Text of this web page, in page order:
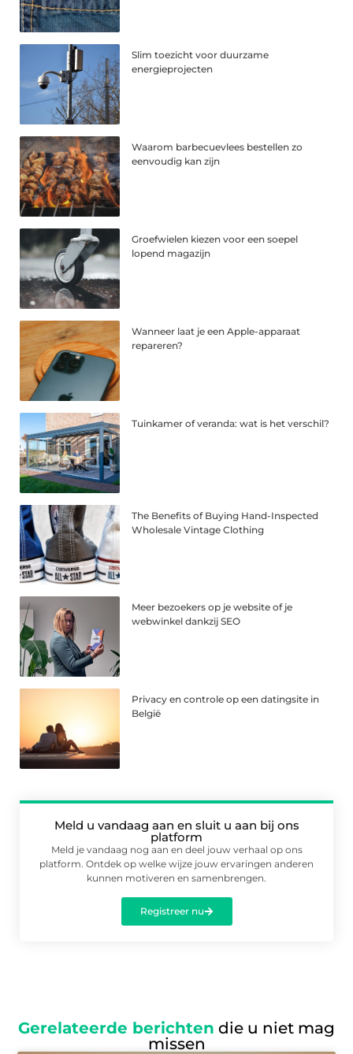
Slim toezicht voor duurzame
energieprojecten
Waarom barbecuevlees bestellen zo
eenvoudig kan zijn
Groefwielen kiezen voor een soepel
lopend magazijn
Wanneer laat je een Apple-apparaat
repareren?
Tuinkamer of veranda: wat is het verschil?
The Benefits of Buying Hand-Inspected
Wholesale Vintage Clothing
Meer bezoekers op je website of je
webwinkel dankzij SEO
Privacy en controle op een datingsite in
België
Meld u vandaag aan en sluit u aan bij ons
platform
Meld je vandaag nog aan en deel jouw verhaal op ons
platform. Ontdek op welke wijze jouw ervaringen anderen
kunnen motiveren en samenbrengen.
Registreer nu
Gerelateerde berichten die u niet mag
missen